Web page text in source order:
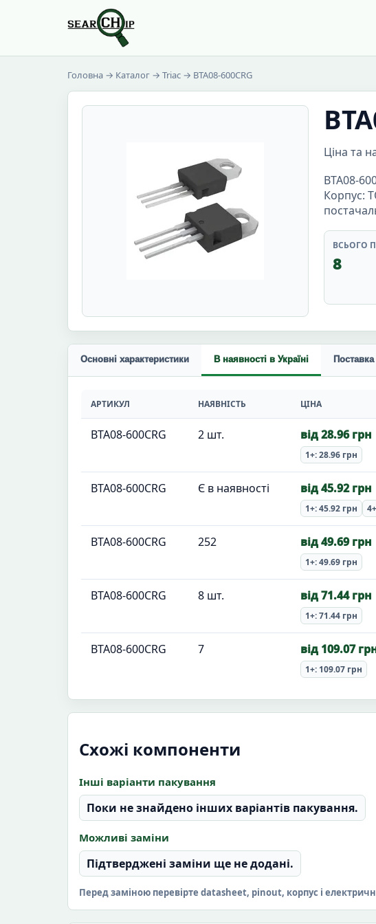
Головна → Каталог → Triac → BTA08-600CRG
Ціна та
BTA08-
Корпус:
ВСЬОГО
8
Основні характеристики В наявності в Україні
АРТИКУЛ НАЯВНІСТЬ ЦІНА
BTA08-600CRG 2 шт. від 28.96 грн
1+: 28.96 грн
BTA08-600CRG Є в наявності від 45.92 грн
1+: 45.92 грн
BTA08-600CRG 252 від 49.69 грн
1+: 49.69 грн
BTA08-600CRG 8 шт. від 71.44 грн
1+: 71.44 грн
BTA08-600CRG 7 від 109.07
1+: 109.07 грн
Схожі компоненти
Інші варіанти пакування
Поки не знайдено інших варіантів пакування.
Можливі заміни
Підтверджені заміни ще не додані.
Перед заміною перевірте datasheet, pinout, корпус і